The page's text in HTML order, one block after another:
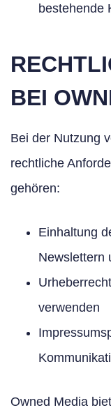
bestehende
BEI
Bei der Nutzung
rechtliche
gehören:
Einhaltung
Newslettern
verwenden
Owned Media